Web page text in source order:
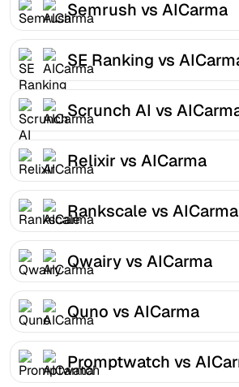
Semrush vs AICarma
SE Ranking vs
Scrunch AI vs
Relixir vs AICarma
Rankscale vs AICarma
Qwairy vs AICarma
Quno vs AICarma
Promptwatch vs